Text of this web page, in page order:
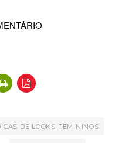
DE LOOKS FEMININOS